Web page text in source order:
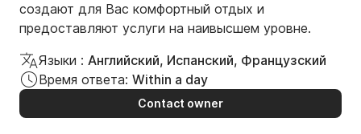
создают для Вас комфортный отдых и
предоставляют услуги на наивысшем уровне.
Языки : Английский, Испанский, Французский
Время ответа: Within a day
Contact owner